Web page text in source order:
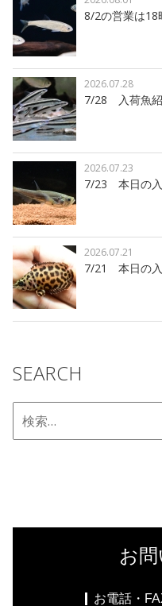
8/2の営業は
7/28 入荷魚
2026.07.28
7/23 本日の
2026.07.23
7/21 本日の
2026.07.21
SEARCH
お
お電話・